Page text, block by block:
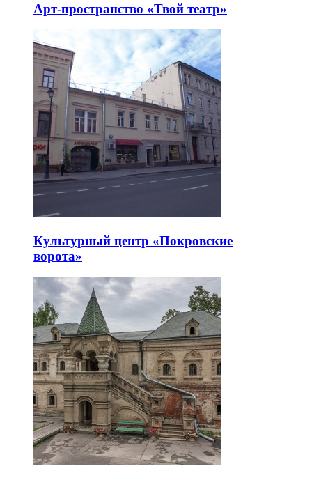
Арт-пространство «Твой театр»
Культурный центр «Покровские
ворота»